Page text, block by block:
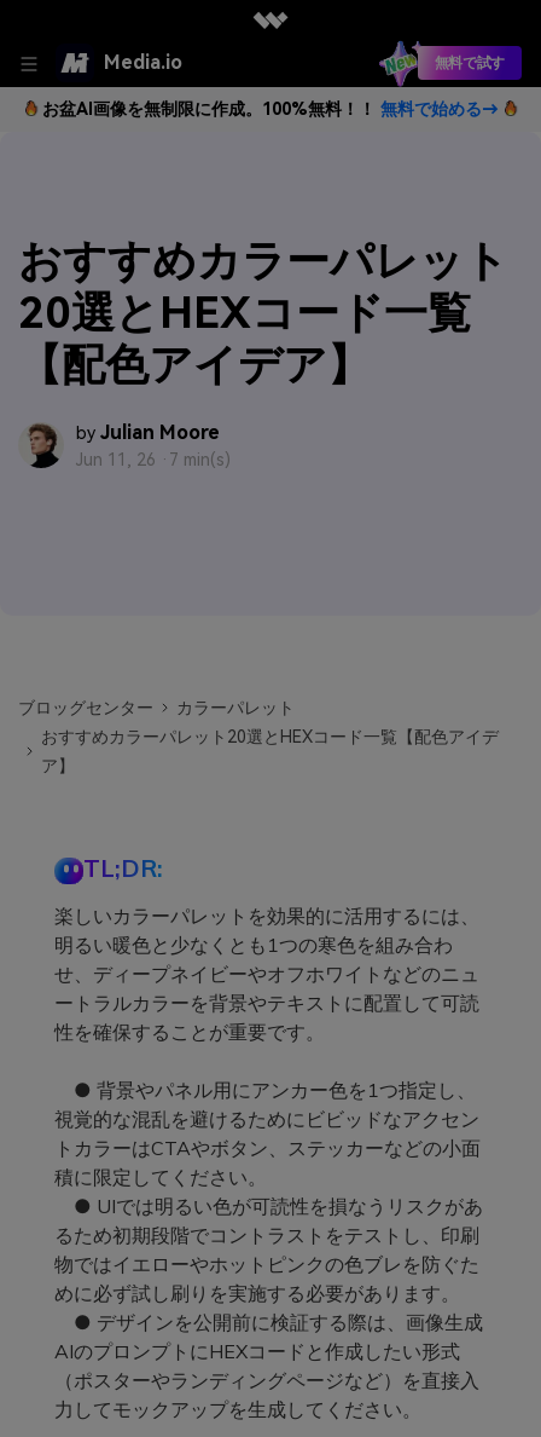
Media.io 無料で試す
お盆AI画像を無制限に作成。100%無料！！ 無料で始める→
おすすめカラーパレット
20選とHEXコード一覧
【配色アイデア】
by Julian Moore
Jun 11, 26 · 7 min(s)
ブロッグセンター
カラーパレット
おすすめカラーパレット20選とHEXコード一覧【配色アイデ
ア】
TL;DR:
楽しいカラーパレットを効果的に活用するには、
明るい暖色と少なくとも1つの寒色を組み合わ
せ、ディープネイビーやオフホワイトなどのニュ
ートラルカラーを背景やテキストに配置して可読
性を確保することが重要です。
● 背景やパネル用にアンカー色を1つ指定し、
視覚的な混乱を避けるためにビビッドなアクセン
トカラーはCTAやボタン、ステッカーなどの小面
積に限定してください。
● UIでは明るい色が可読性を損なうリスクがあ
るため初期段階でコントラストをテストし、印刷
物ではイエローやホットピンクの色ブレを防ぐた
めに必ず試し刷りを実施する必要があります。
● デザインを公開前に検証する際は、画像生成
AIのプロンプトにHEXコードと作成したい形式
（ポスターやランディングページなど）を直接入
力してモックアップを生成してください。